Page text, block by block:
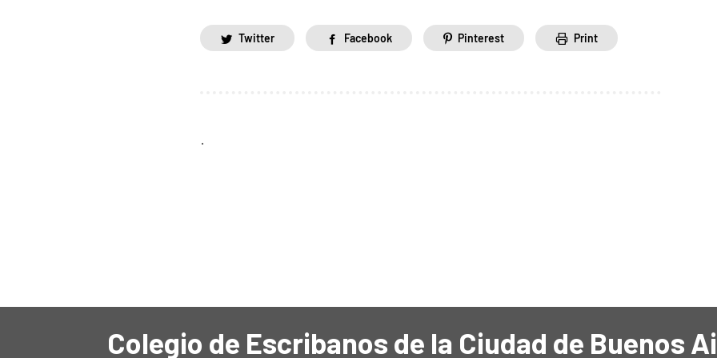
Twitter Facebook Pinterest Print
.
Colegio de Escribanos de la Ciudad de Buenos